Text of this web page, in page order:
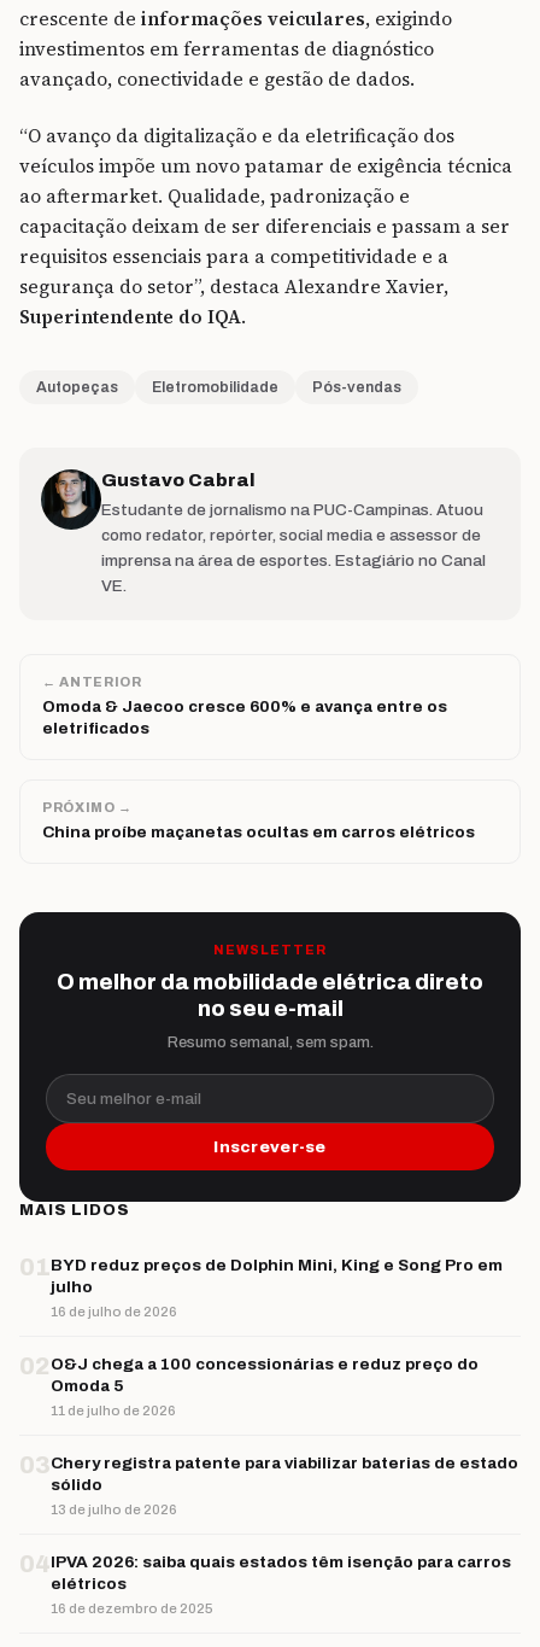
crescente de informações veiculares, exigindo
investimentos em ferramentas de diagnóstico
avançado, conectividade e gestão de dados.
“O avanço da digitalização e da eletrificação dos
veículos impõe um novo patamar de exigência técnica
ao aftermarket. Qualidade, padronização e
capacitação deixam de ser diferenciais e passam a ser
requisitos essenciais para a competitividade e a
segurança do setor”, destaca Alexandre Xavier,
Superintendente do IQA.
Autopeças Eletromobilidade Pós-vendas
Gustavo Cabral
Estudante de jornalismo na PUC-Campinas. Atuou
como redator, repórter, social media e assessor de
imprensa na área de esportes. Estagiário no Canal
VE.
← ANTERIOR
Omoda & Jaecoo cresce 600% e avança entre os
eletrificados
PRÓXIMO →
China proíbe maçanetas ocultas em carros elétricos
NEWSLETTER
O melhor da mobilidade elétrica direto
no seu e-mail
Resumo semanal, sem spam.
Seu melhor e-mail
Inscrever-se
MAIS LIDOS
01BYD reduz preços de Dolphin Mini, King e Song Pro em
julho
16 de julho de 2026
02 O&J chega a 100 concessionárias e reduz preço do
Omoda 5
11 de julho de 2026
03Chery registra patente para viabilizar baterias de estado
sólido
13 de julho de 2026
04IPVA 2026: saiba quais estados têm isenção para carros
elétricos
16 de dezembro de 2025